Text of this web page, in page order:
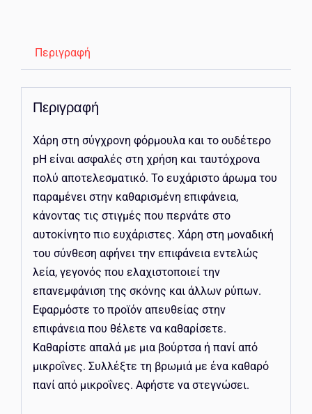
Περιγραφή
Περιγραφή
Χάρη στη σύγχρονη φόρμουλα και το ουδέτερο
pH είναι ασφαλές στη χρήση και ταυτόχρονα
πολύ αποτελεσματικό. Το ευχάριστο άρωμα του
παραμένει στην καθαρισμένη επιφάνεια,
κάνοντας τις στιγμές που περνάτε στο
αυτοκίνητο πιο ευχάριστες. Χάρη στη μοναδική
του σύνθεση αφήνει την επιφάνεια εντελώς
λεία, γεγονός που ελαχιστοποιεί την
επανεμφάνιση της σκόνης και άλλων ρύπων.
Εφαρμόστε το προϊόν απευθείας στην
επιφάνεια που θέλετε να καθαρίσετε.
Καθαρίστε απαλά με μια βούρτσα ή πανί από
μικροΐνες. Συλλέξτε τη βρωμιά με ένα καθαρό
πανί από μικροΐνες. Αφήστε να στεγνώσει.